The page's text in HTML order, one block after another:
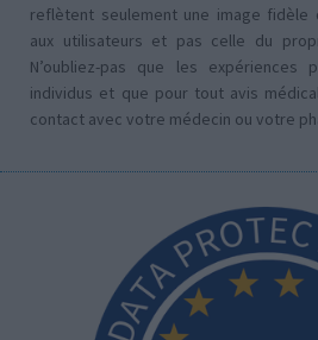
reflètent seulement une image fidèle
aux utilisateurs et pas celle du
N’oubliez-pas que les expériences
individus et que pour tout avis
contact avec votre médecin ou votre